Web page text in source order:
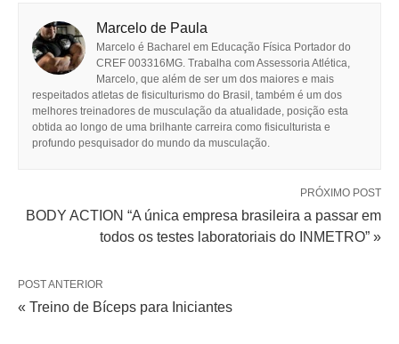
Marcelo de Paula
Marcelo é Bacharel em Educação Física Portador do
CREF 003316MG. Trabalha com Assessoria Atlética,
Marcelo, que além de ser um dos maiores e mais
respeitados atletas de fisiculturismo do Brasil, também é um dos
melhores treinadores de musculação da atualidade, posição esta
obtida ao longo de uma brilhante carreira como fisiculturista e
profundo pesquisador do mundo da musculação.
PRÓXIMO POST
BODY ACTION “A única empresa brasileira a passar em
todos os testes laboratoriais do INMETRO” »
POST ANTERIOR
« Treino de Bíceps para Iniciantes